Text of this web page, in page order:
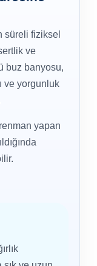
süreli fiziksel
ve
buz banyosu,
ve yorgunluk
yapan